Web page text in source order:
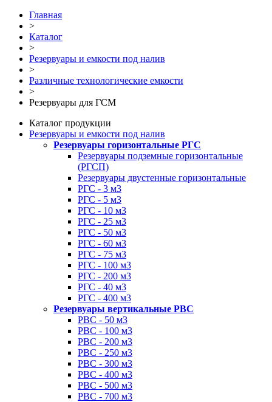
Главная
>
Каталог
>
Резервуары и емкости под налив
>
Различные технологические емкости
>
Резервуары для ГСМ
Каталог продукции
Резервуары и емкости под налив
Резервуары горизонтальные РГС
Резервуары подземные горизонтальные
(РГСП)
Резервуары двустенные горизонтальные
РГС - 3 м3
РГС - 5 м3
РГС - 10 м3
РГС - 25 м3
РГС - 50 м3
РГС - 60 м3
РГС - 75 м3
РГС - 100 м3
РГС - 200 м3
РГС - 40 м3
РГС - 400 м3
Резервуары вертикальные РВС
РВС - 50 м3
РВС - 100 м3
РВС - 200 м3
РВС - 250 м3
РВС - 300 м3
РВС - 400 м3
РВС - 500 м3
РВС - 700 м3